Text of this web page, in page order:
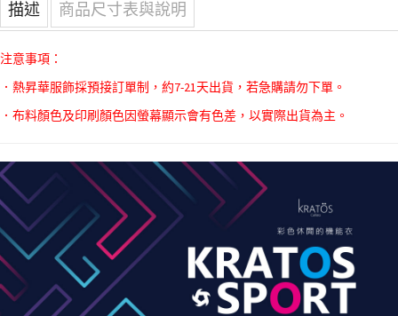
描述 商品尺寸表與說明
注意事項：
．熱昇華服飾採預接訂單制，約7-21天出貨，若急購請勿下單。
．布料顏色及印刷顏色因螢幕顯示會有色差，以實際出貨為主。